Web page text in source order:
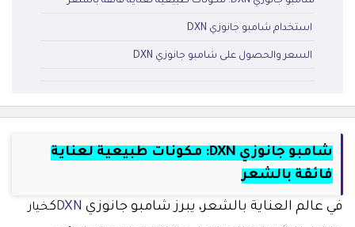
استخدام شامبو جانوزي DXN
السعر والحصول على شامبو جانوزي DXN
شامبو جانوزي DXN: مكونات طبيعية لعناية
فائقة بالشعر
في عالم العناية بالشعر، يبرز شامبو جانوزي DXNكخيار